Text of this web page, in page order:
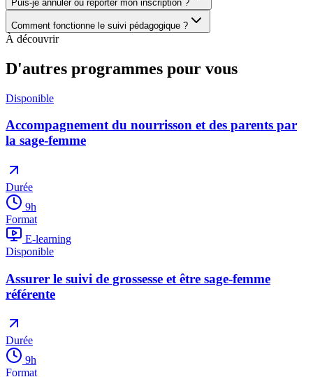
Puis-je annuler ou reporter mon inscription ?
Comment fonctionne le suivi pédagogique ?
À découvrir
D'autres programmes pour vous
Disponible
Accompagnement du nourrisson et des parents par
la sage-femme
Durée
9h
Format
E-learning
Disponible
Assurer le suivi de grossesse et être sage-femme
référente
Durée
9h
Format